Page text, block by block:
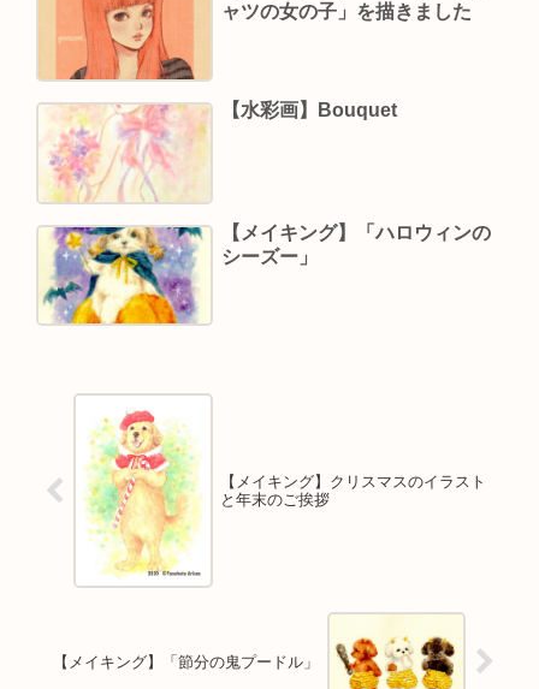
ャツの女の子」を描きました
【水彩画】Bouquet
【メイキング】「ハロウィンの
シーズー」
【メイキング】クリスマスのイラスト
と年末のご挨拶
【メイキング】「節分の鬼プードル」